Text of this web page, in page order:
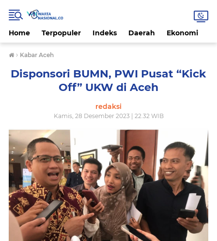
Home Terpopuler Indeks Daerah Ekonomi
› Kabar Aceh
Disponsori BUMN, PWI Pusat “Kick
Off” UKW di Aceh
redaksi
Kamis, 28 Desember 2023 | 22.32 WIB